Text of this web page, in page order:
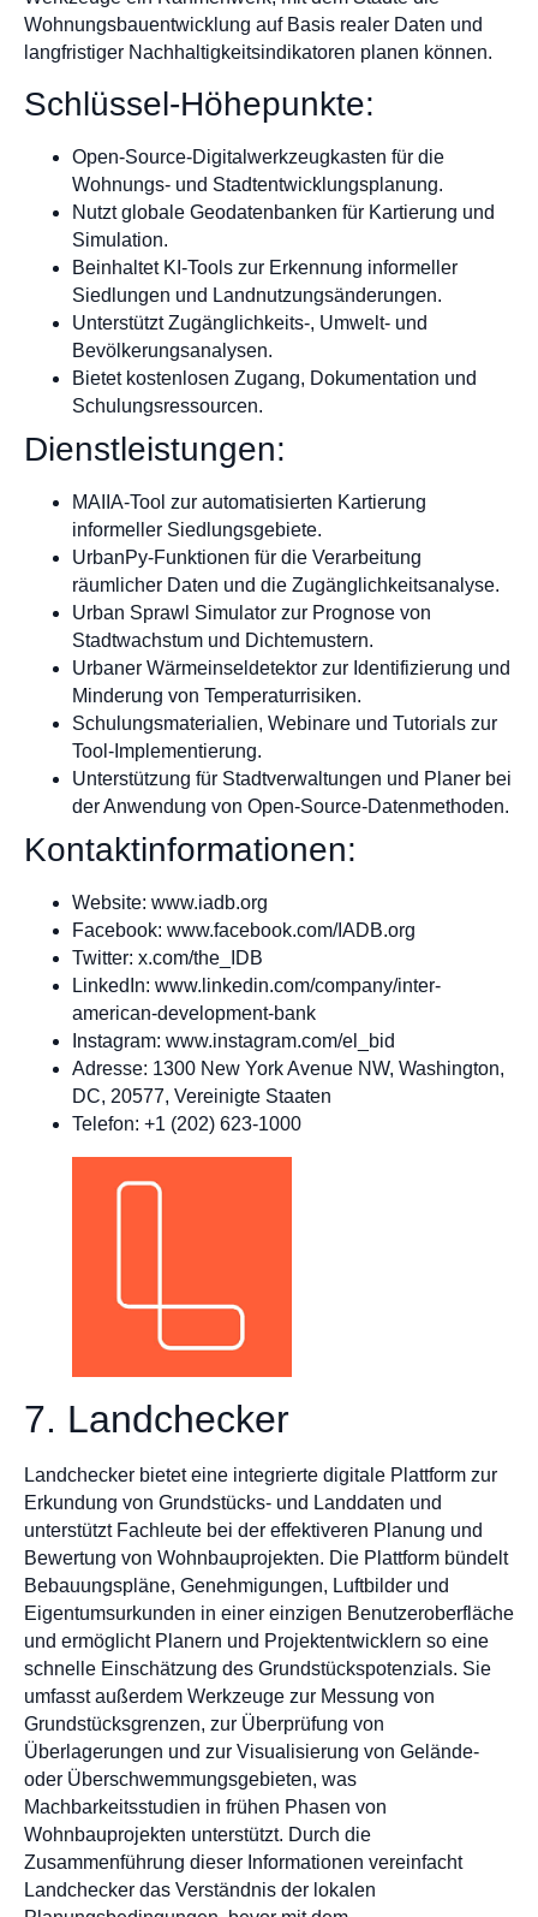
Wohnungsbauentwicklung auf Basis realer Daten und
langfristiger Nachhaltigkeitsindikatoren planen können.
Schlüssel-Höhepunkte:
Open-Source-Digitalwerkzeugkasten für die
Wohnungs- und Stadtentwicklungsplanung.
Nutzt globale Geodatenbanken für Kartierung und
Simulation.
Beinhaltet KI-Tools zur Erkennung informeller
Siedlungen und Landnutzungsänderungen.
Unterstützt Zugänglichkeits-, Umwelt- und
Bevölkerungsanalysen.
Bietet kostenlosen Zugang, Dokumentation und
Schulungsressourcen.
Dienstleistungen:
MAIIA-Tool zur automatisierten Kartierung
informeller Siedlungsgebiete.
UrbanPy-Funktionen für die Verarbeitung
räumlicher Daten und die Zugänglichkeitsanalyse.
Urban Sprawl Simulator zur Prognose von
Stadtwachstum und Dichtemustern.
Urbaner Wärmeinseldetektor zur Identifizierung und
Minderung von Temperaturrisiken.
Schulungsmaterialien, Webinare und Tutorials zur
Tool-Implementierung.
Unterstützung für Stadtverwaltungen und Planer bei
der Anwendung von Open-Source-Datenmethoden.
Kontaktinformationen:
Website: www.iadb.org
Facebook: www.facebook.com/IADB.org
Twitter: x.com/the_IDB
LinkedIn: www.linkedin.com/company/inter-
american-development-bank
Instagram: www.instagram.com/el_bid
Adresse: 1300 New York Avenue NW, Washington,
DC, 20577, Vereinigte Staaten
Telefon: +1 (202) 623-1000
7. Landchecker
Landchecker bietet eine integrierte digitale Plattform zur
Erkundung von Grundstücks- und Landdaten und
unterstützt Fachleute bei der effektiveren Planung und
Bewertung von Wohnbauprojekten. Die Plattform bündelt
Bebauungspläne, Genehmigungen, Luftbilder und
Eigentumsurkunden in einer einzigen Benutzeroberfläche
und ermöglicht Planern und Projektentwicklern so eine
schnelle Einschätzung des Grundstückspotenzials. Sie
umfasst außerdem Werkzeuge zur Messung von
Grundstücksgrenzen, zur Überprüfung von
Überlagerungen und zur Visualisierung von Gelände-
oder Überschwemmungsgebieten, was
Machbarkeitsstudien in frühen Phasen von
Wohnbauprojekten unterstützt. Durch die
Zusammenführung dieser Informationen vereinfacht
Landchecker das Verständnis der lokalen